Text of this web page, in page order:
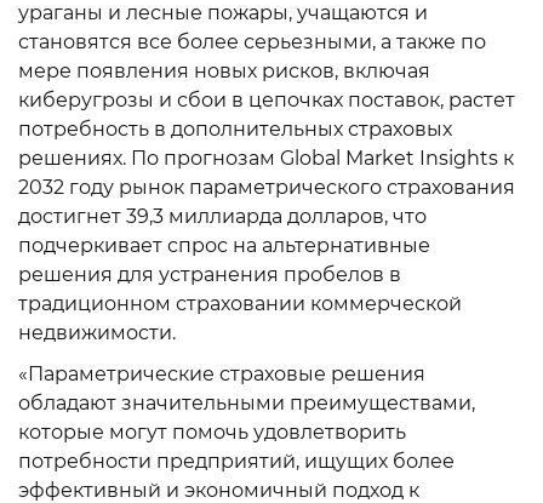
ураганы и лесные пожары, учащаются и
становятся все более серьезными, а также по
мере появления новых рисков, включая
киберугрозы и сбои в цепочках поставок, растет
потребность в дополнительных страховых
решениях. По прогнозам Global Market Insights к
2032 году рынок параметрического страхования
достигнет 39,3 миллиарда долларов, что
подчеркивает спрос на альтернативные
решения для устранения пробелов в
традиционном страховании коммерческой
недвижимости.
«Параметрические страховые решения
обладают значительными преимуществами,
которые могут помочь удовлетворить
потребности предприятий, ищущих более
эффективный и экономичный подход к